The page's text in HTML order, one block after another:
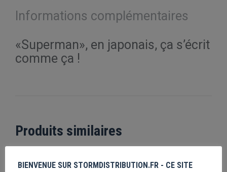
Informations complémentaires
«Superman», en japonais, ça s’écrit
comme ça !
Produits similaires
The Goonies Never Say Die
BIENVENUE SUR STORMDISTRIBUTION.FR - CE SITE